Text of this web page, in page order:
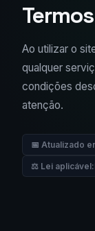
Ao utilizar o
qualquer
condições
atenção.
📅 Atualizado
⚖️ Lei aplicável: